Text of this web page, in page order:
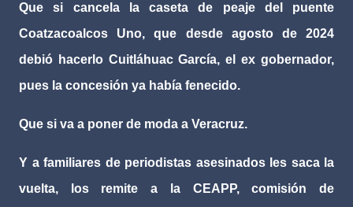
Que si cancela la caseta de peaje del puente
Coatzacoalcos Uno, que desde agosto de 2024
debió hacerlo Cuitláhuac García, el ex gobernador,
pues la concesión ya había fenecido.
Que si va a poner de moda a Veracruz.
Y a familiares de periodistas asesinados les saca la
vuelta, los remite a la CEAPP, comisión de